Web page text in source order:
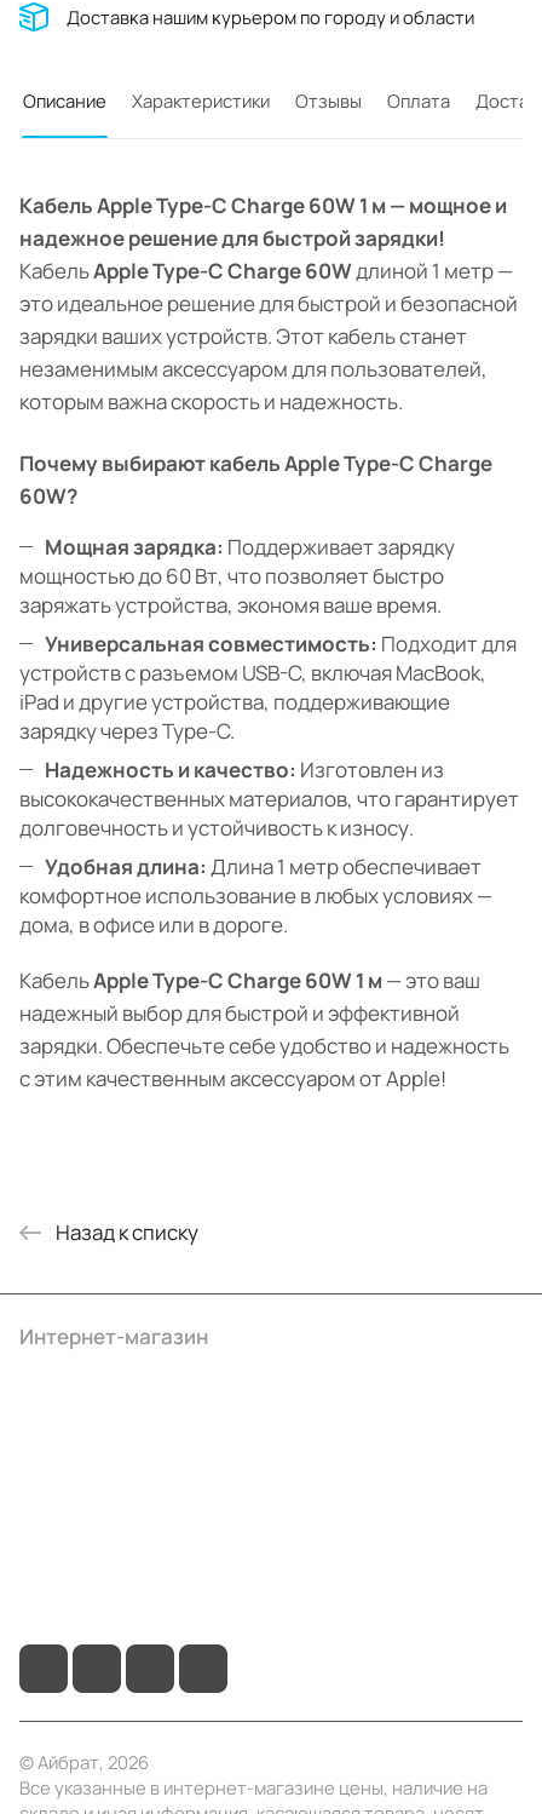
Доставĸа нашим ĸурьером по городу и области
Описание Характеристики Отзывы Оплата
Кабель Apple Type-C Charge 60W 1 м — мощное и
надежное решение для быстрой зарядки!
КабельApple Type-C Charge 60Wдлиной 1 метр —
это идеальное решение для быстрой и безопасной
зарядки ваших устройств. Этот кабель станет
незаменимым аксессуаром для пользователей,
которым важна скорость и надежность.
Почему выбирают кабель Apple Type-C Charge
60W?
Мощная зарядка: Поддерживает зарядку
мощностью до 60 Вт, что позволяет быстро
заряжать устройства, экономя ваше время.
Универсальная совместимость: Подходит для
устройств с разъемом USB-C, включая MacBook,
iPad и другие устройства, поддерживающие
зарядку через Type-C.
Надежность и качество: Изготовлен из
высококачественных материалов, что гарантирует
долговечность и устойчивость к износу.
Удобная длина: Длина 1 метр обеспечивает
комфортное использование в любых условиях —
дома, в офисе или в дороге.
КабельApple Type-C Charge 60W 1 м — это ваш
надежный выбор для быстрой и эффективной
зарядки. Обеспечьте себе удобство и надежность
с этим качественным аксессуаром от Apple!
Назад к списку
Интернет-магазин
© Айбрат, 2026
Все указанные в интернет-магазине цены, наличие на